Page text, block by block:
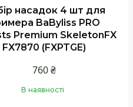
насадок 4 шт для
BaByliss PRO
Premium SkeletonFX
FX7870 (FXPTGE)
760 ₴
В наявності